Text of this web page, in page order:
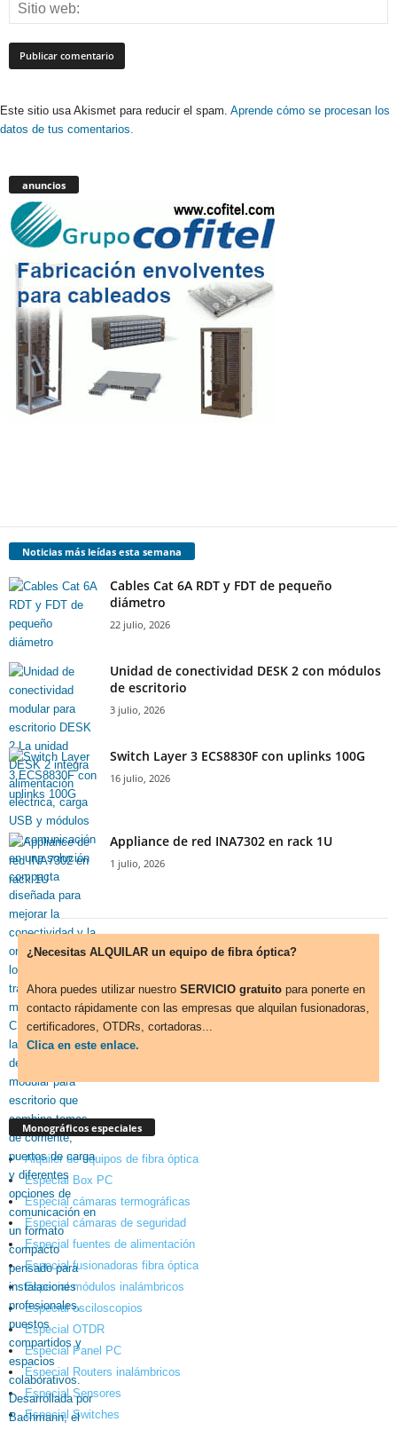
Este sitio usa Akismet para reducir el spam. Aprende cómo se procesan los
datos de tus comentarios.
anuncios
Noticias más leídas esta semana
Cables Cat 6A RDT y FDT de pequeño
diámetro
22 julio, 2026
Unidad de conectividad DESK 2 con módulos
de escritorio
3 julio, 2026
Switch Layer 3 ECS8830F con uplinks 100G
16 julio, 2026
Appliance de red INA7302 en rack 1U
1 julio, 2026
¿Necesitas ALQUILAR un equipo de fibra óptica?
Ahora puedes utilizar nuestro SERVICIO gratuito para ponerte en
contacto rápidamente con las empresas que alquilan fusionadoras,
certificadores, OTDRs, cortadoras...
Clica en este enlace.
Monográficos especiales
Alquiler de equipos de fibra óptica
Especial Box PC
Especial cámaras termográficas
Especial cámaras de seguridad
Especial fuentes de alimentación
Especial fusionadoras fibra óptica
Especial módulos inalámbricos
Especial osciloscopios
Especial OTDR
Especial Panel PC
Especial Routers inalámbricos
Especial Sensores
Especial Switches